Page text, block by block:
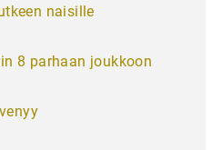
naisille
8 parhaan joukkoon